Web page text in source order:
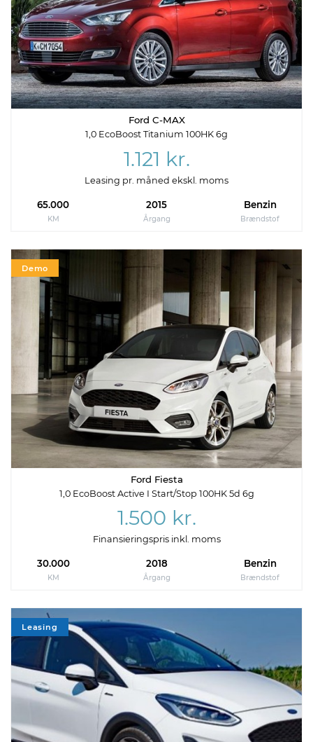
Ford C-MAX
1,0 EcoBoost Titanium 100HK 6g
1.121 kr.
Leasing pr. måned ekskl. moms
65.000
KM
2015
Årgang
Benzin
Brændstof
Demo
Ford Fiesta
1,0 EcoBoost Active I Start/Stop 100HK 5d 6g
1.500 kr.
Finansieringspris inkl. moms
30.000
KM
2018
Årgang
Benzin
Brændstof
Leasing